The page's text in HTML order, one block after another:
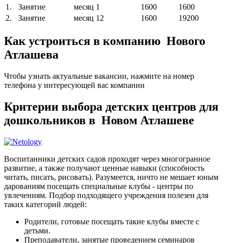
1.
Занятие месяц 1 1600
1600
2.
Занятие месяц 12 1600 19200
Как устроиться в компанию Нового
Атлашева
Чтобы узнать актуальные вакансии, нажмите на номер
телефона у интересующей вас компании
Критерии выбора детских центров для
дошкольников в Новом Атлашеве
Воспитанники детских садов проходят через многогранное
развитие, а также получают ценные навыки (способность
читать, писать, рисовать). Разумеется, ничто не мешает юным
дарованиям посещать специальные клубы - центры по
увлечениям. Подбор подходящего учреждения полезен для
таких категорий людей:
Родители, готовые посещать такие клубы вместе с
детьми.
Преподаватели, занятые проведением семинаров